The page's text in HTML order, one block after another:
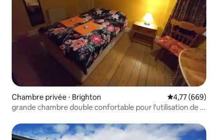
Chambre privée ⋅ Brighton Évaluation
4,77 (669)
grande chambre double confortable pour l'utilisation de la